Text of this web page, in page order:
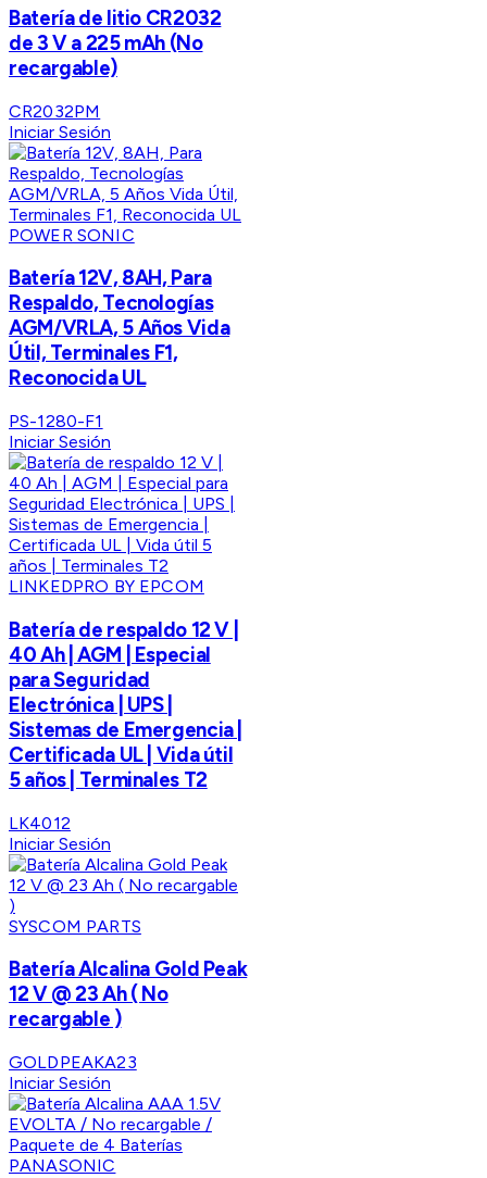
Batería de litio CR2032
de 3 V a 225 mAh (No
recargable)
CR2032PM
Iniciar Sesión
POWER SONIC
Batería 12V, 8AH, Para
Respaldo, Tecnologías
AGM/VRLA, 5 Años Vida
Útil, Terminales F1,
Reconocida UL
PS-1280-F1
Iniciar Sesión
LINKEDPRO BY EPCOM
Batería de respaldo 12 V |
40 Ah | AGM | Especial
para Seguridad
Electrónica | UPS |
Sistemas de Emergencia |
Certificada UL | Vida útil
5 años | Terminales T2
LK4012
Iniciar Sesión
SYSCOM PARTS
Batería Alcalina Gold Peak
12 V @ 23 Ah ( No
recargable )
GOLDPEAKA23
Iniciar Sesión
PANASONIC